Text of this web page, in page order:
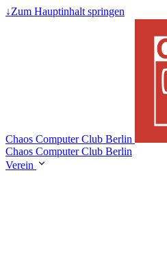
↓Zum Hauptinhalt springen
Chaos Computer Club Berlin
Chaos Computer Club Berlin
Verein